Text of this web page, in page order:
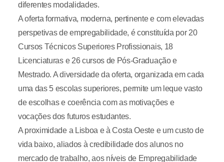
diferentes modalidades.
A oferta formativa, moderna, pertinente e com elevadas
perspetivas de empregabilidade, é constituída por 20
Cursos Técnicos Superiores Profissionais, 18
Licenciaturas e 26 cursos de Pós-Graduação e
Mestrado. A diversidade da oferta, organizada em cada
uma das 5 escolas superiores, permite um leque vasto
de escolhas e coerência com as motivações e
vocações dos futuros estudantes.
A proximidade a Lisboa e à Costa Oeste e um custo de
vida baixo, aliados à credibilidade dos alunos no
mercado de trabalho, aos níveis de Empregabilidade